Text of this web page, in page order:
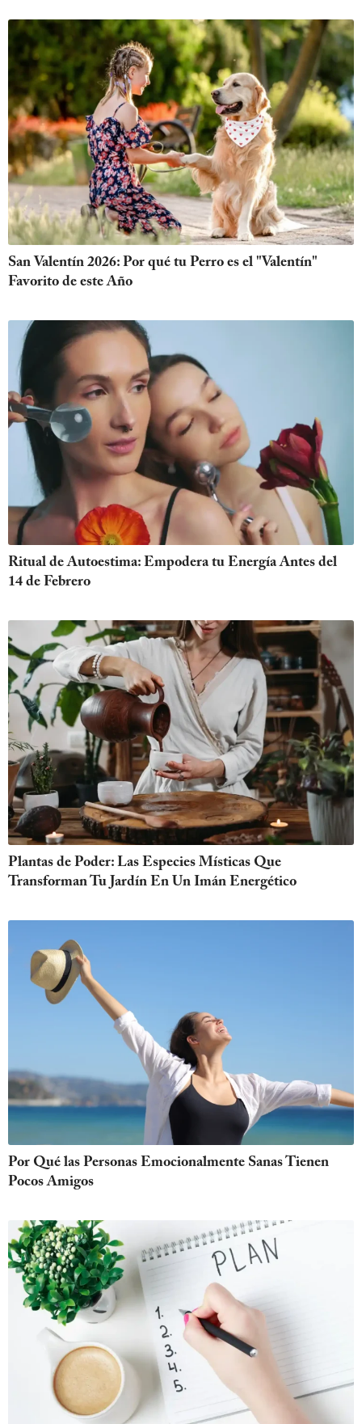
San Valentín 2026: Por qué tu Perro es el "Valentín"
Favorito de este Año
Ritual de Autoestima: Empodera tu Energía Antes del
14 de Febrero
Plantas de Poder: Las Especies Místicas Que
Transforman Tu Jardín En Un Imán Energético
Por Qué las Personas Emocionalmente Sanas Tienen
Pocos Amigos